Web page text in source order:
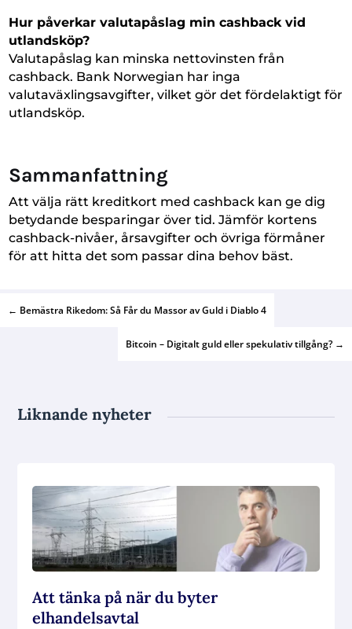
Hur påverkar valutapåslag min cashback vid
utlandsköp?
Valutapåslag kan minska nettovinsten från
cashback. Bank Norwegian har inga
valutaväxlingsavgifter, vilket gör det fördelaktigt för
utlandsköp.
Sammanfattning
Att välja rätt kreditkort med cashback kan ge dig
betydande besparingar över tid. Jämför kortens
cashback-nivåer, årsavgifter och övriga förmåner
för att hitta det som passar dina behov bäst.
← Bemästra Rikedom: Så Får du Massor av Guld i Diablo 4
Bitcoin – Digitalt guld eller spekulativ tillgång? →
Liknande nyheter
Att tänka på när du byter
elhandelsavtal